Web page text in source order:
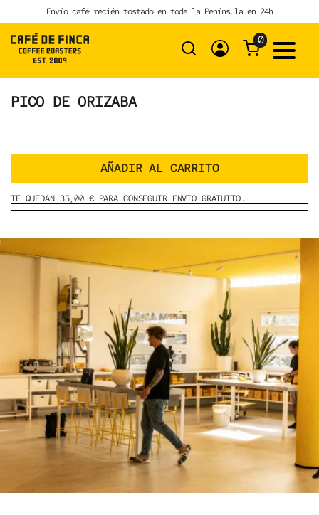
to
content
Envío café recién tostado en toda la Península en 24h
0
PICO DE ORIZABA
AÑADIR AL CARRITO
TE QUEDAN 35,00 € PARA CONSEGUIR ENVÍO GRATUITO.